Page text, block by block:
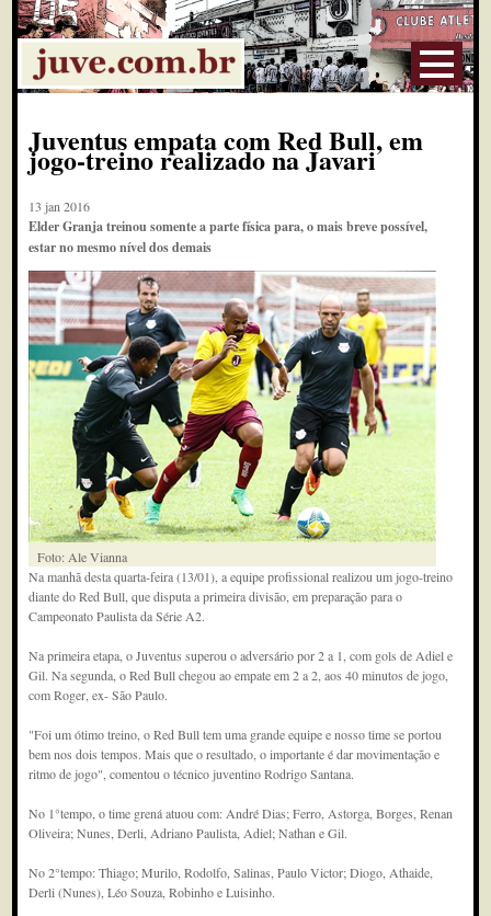
Juventus empata com Red Bull, em
jogo-treino realizado na Javari
13 jan 2016
Elder Granja treinou somente a parte física para, o mais breve possível,
estar no mesmo nível dos demais
Foto: Ale Vianna
Na manhã desta quarta-feira (13/01), a equipe profissional realizou um jogo-treino
diante do Red Bull, que disputa a primeira divisão, em preparação para o
Campeonato Paulista da Série A2.
Na primeira etapa, o Juventus superou o adversário por 2 a 1, com gols de Adiel e
Gil. Na segunda, o Red Bull chegou ao empate em 2 a 2, aos 40 minutos de jogo,
com Roger, ex- São Paulo.
"Foi um ótimo treino, o Red Bull tem uma grande equipe e nosso time se portou
bem nos dois tempos. Mais que o resultado, o importante é dar movimentação e
ritmo de jogo", comentou o técnico juventino Rodrigo Santana.
No 1°tempo, o time grená atuou com: André Dias; Ferro, Astorga, Borges, Renan
Oliveira; Nunes, Derli, Adriano Paulista, Adiel; Nathan e Gil.
No 2°tempo: Thiago; Murilo, Rodolfo, Salinas, Paulo Victor; Diogo, Athaide,
Derli (Nunes), Léo Souza, Robinho e Luisinho.